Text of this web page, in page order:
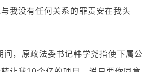
我没有任何关系的罪责安在我头
原政法委书记韩学尧指使下属公